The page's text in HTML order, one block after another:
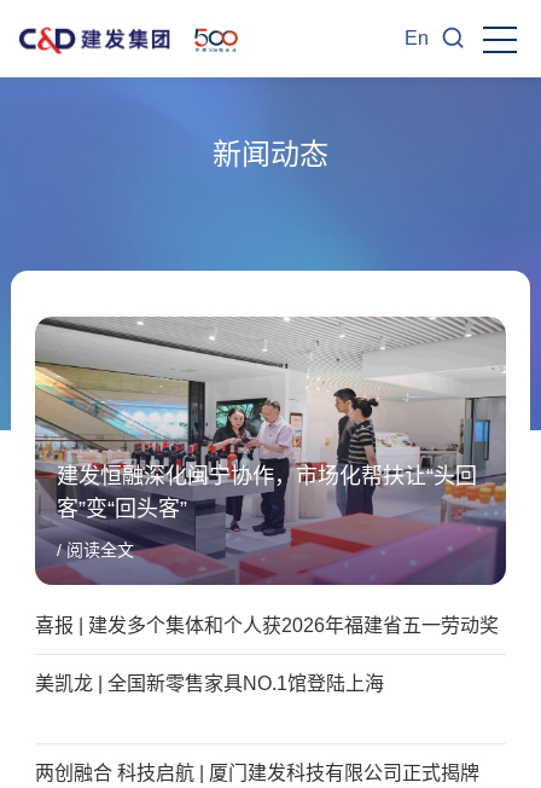
En
新闻动态
建发恒融深化闽宁协作，市场化帮扶让“头回
客”变“回头客”
/ 阅读全文
喜报 | 建发多个集体和个人获2026年福建省五一劳动奖
美凯龙 | 全国新零售家具NO.1馆登陆上海
两创融合 科技启航 | 厦门建发科技有限公司正式揭牌